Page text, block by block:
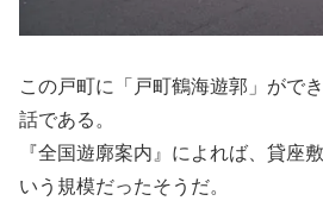
この戸町に「戸町鶴海遊郭」がで
話である。
『全国遊廓案内』によれば、貸座
いう規模だったそうだ。